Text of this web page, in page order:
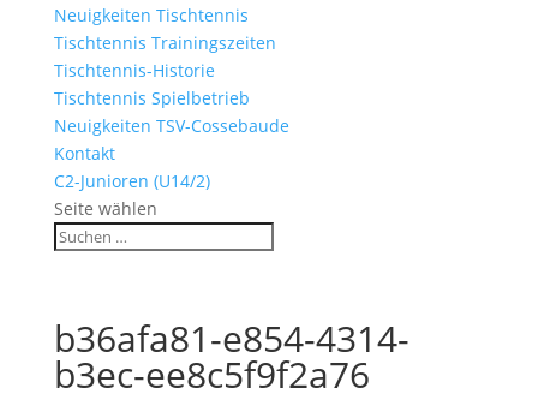
Neuigkeiten Tischtennis
Tischtennis Trainingszeiten
Tischtennis-Historie
Tischtennis Spielbetrieb
Neuigkeiten TSV-Cossebaude
Kontakt
C2-Junioren (U14/2)
Seite wählen
b36afa81-e854-4314-
b3ec-ee8c5f9f2a76